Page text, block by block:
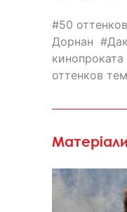
50
Дорнан
кинопроката
оттенков